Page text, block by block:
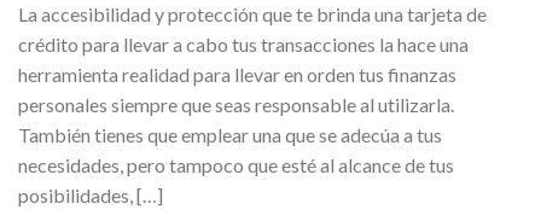
La accesibilidad y protección que te brinda una tarjeta de
crédito para llevar a cabo tus transacciones la hace una
herramienta realidad para llevar en orden tus finanzas
personales siempre que seas responsable al utilizarla.
También tienes que emplear una que se adecúa a tus
necesidades, pero tampoco que esté al alcance de tus
posibilidades, […]